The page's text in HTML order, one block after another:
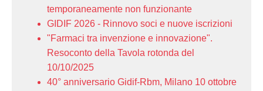
temporaneamente non funzionante
GIDIF 2026 - Rinnovo soci e nuove iscrizioni
"Farmaci tra invenzione e innovazione".
Resoconto della Tavola rotonda del
10/10/2025
40° anniversario Gidif-Rbm, Milano 10 ottobre